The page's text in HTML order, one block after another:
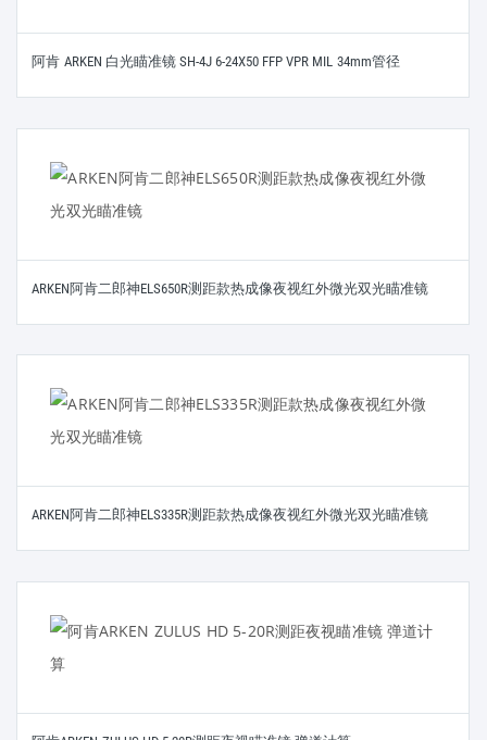
阿肯 ARKEN 白光瞄准镜 SH-4J 6-24X50 FFP VPR MIL 34mm管径
ARKEN阿肯二郎神ELS650R测距款热成像夜视红外微光双光瞄准镜
ARKEN阿肯二郎神ELS335R测距款热成像夜视红外微光双光瞄准镜